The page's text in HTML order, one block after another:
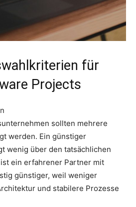
für
Projects
sollten mehrere
werden. Ein günstiger
wenig über den tatsächlichen
ein erfahrener Partner mit
günstiger, weil weniger
und stabilere Prozesse